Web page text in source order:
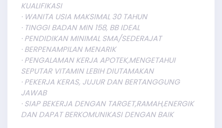
KUALIFIKASI
· WANITA USIA MAKSIMAL 30 TAHUN
· TINGGI BADAN MIN 158, BB IDEAL
· PENDIDIKAN MINIMAL SMA/SEDERAJAT
· BERPENAMPILAN MENARIK
· PENGALAMAN KERJA APOTEK,MENGETAHUI
SEPUTAR VITAMIN LEBIH DIUTAMAKAN
· PEKERJA KERAS, JUJUR DAN BERTANGGUNG
JAWAB
· SIAP BEKERJA DENGAN TARGET,RAMAH,ENERGIK
DAN DAPAT BERKOMUNIKASI DENGAN BAIK